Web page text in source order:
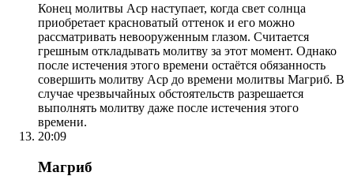
Конец молитвы Аср наступает, когда свет солнца
приобретает красноватый оттенок и его можно
рассматривать невооруженным глазом. Считается
грешным откладывать молитву за этот момент. Однако
после истечения этого времени остаётся обязанность
совершить молитву Аср до времени молитвы Магриб. В
случае чрезвычайных обстоятельств разрешается
выполнять молитву даже после истечения этого
времени.
20:09
Магриб